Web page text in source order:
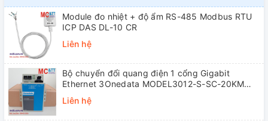
Module đo nhiệt + độ ẩm RS-485 Modbus RTU
ICP DAS DL-10 CR
Liên hệ
Bộ chuyển đổi quang điện 1 cổng Gigabit
Ethernet 3Onedata MODEL3012-S-SC-20KM
Liên hệ